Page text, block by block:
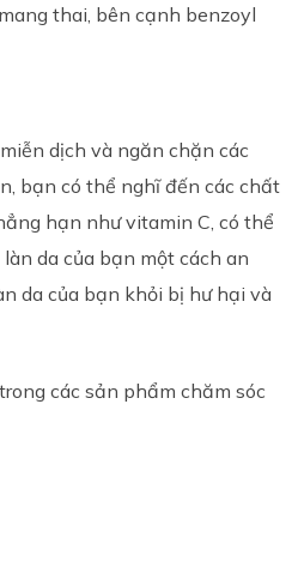
thai, bên cạnh benzoyl
dịch và ngăn chặn các
bạn có thể nghĩ đến các chất
hạn như vitamin C, có thể
da của bạn một cách an
da của bạn khỏi bị hư hại và
các sản phẩm chăm sóc